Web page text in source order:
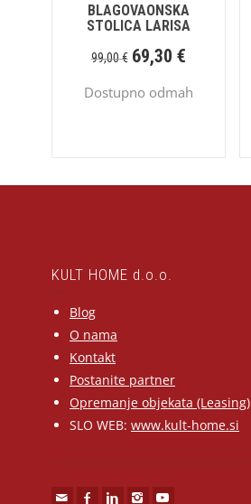
BLAGOVAONSKA
STOLICA LARISA
99,00€ 69,30 €
Dostupno odmah
KULT HOME d.o.o.
Blog
O nama
Kontakt
Postanite partner
Opremanje objekata (Leasing)
SLO WEB: www.kult-home.si